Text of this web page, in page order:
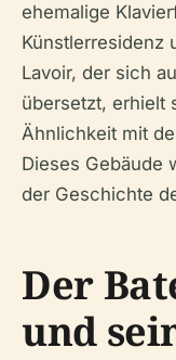
ehemalige
Künstlerresidenz
Lavoir, der sich
übersetzt, erhielt
Ähnlichkeit mit
Dieses Gebäude
der Geschichte
Der
und